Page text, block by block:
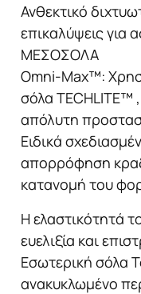
Ανθεκτικό
επικαλύψεις για
ΜΕΣΟΣΟΛΑ
Omni-Max™:
σόλα TECHLITE™ ,
απόλυτη
Ειδικά
απορρόφηση
κατανομή του
Η ελαστικότητά
ευελιξία και
Εσωτερική σόλα
ανακυκλωμένο